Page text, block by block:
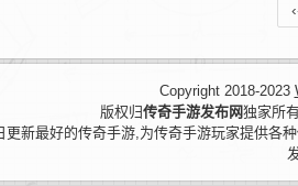
Copyright 2018-2023
版权归传奇手游发布网独家所
更新最好的传奇手游,为传奇手游玩家提供各